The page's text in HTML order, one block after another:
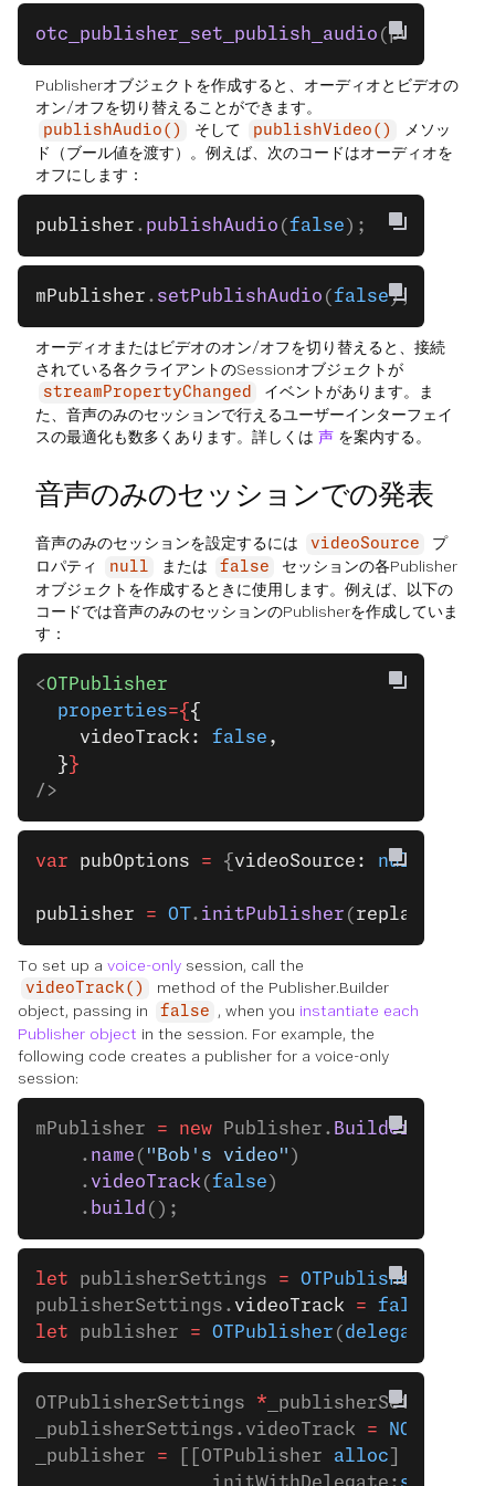
otc_publisher_set_publish_audio (publisher,
Publisherオブジェクトを作成すると、オーディオとビデオの
オン/オフを切り替えることができます。
publishAudio() そして publishVideo()
メソッ
ド（ブール値を渡す）。例えば、次のコードはオーディオを
オフにします：
publisher . publishAudio (false );
mPublisher . setPublishAudio (false);
オーディオまたはビデオのオン/オフを切り替えると、接続
されている各クライアントのSessionオブジェクトが
streamPropertyChanged
イベントがあります。ま
た、音声のみのセッションで行えるユーザーインターフェイ
スの最適化も数多くあります。詳しくは 声 を案内する。
音声のみのセッションでの発表
音声のみのセッションを設定するには videoSource
プ
ロパティ
null または false
セッションの各Publisher
オブジェクトを作成するときに使用します。例えば、以下の
コードでは音声のみのセッションのPublisherを作成していま
す：
<OTPublisher
  properties
={ {
    videoTrack:
false ,
  }
}
/>
var pubOptions = { videoSource: null
publisher = OT. initPublisher (
To set up a voice-only session, call the
videoTrack()
method of the Publisher.Builder
object, passing in
false , when you instantiate each
Publisher object in the session. For example, the
following code creates a publisher for a voice-only
session:
mPublisher = new Publisher. Builder
    .
name ( "Bob's video" )
    .
videoTrack (false )
    .
build ();
let publisherSettings =
publisherSettings. videoTrack = false
let publisher = OTPublisher ( delegate
OTPublisherSettings * _publisherSettings
_publisherSettings.videoTrack = NO
_publisher = [[OTPublisher alloc